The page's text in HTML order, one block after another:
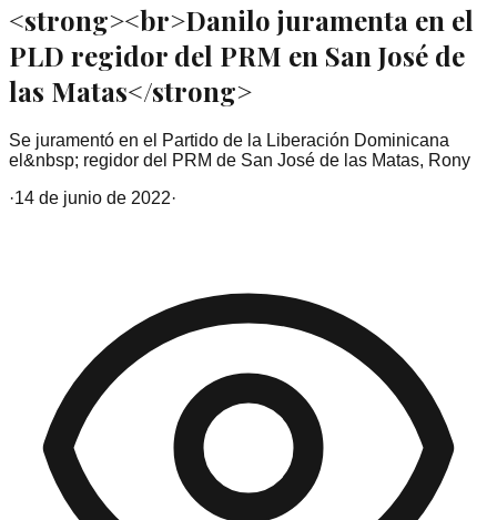
<strong><br>Danilo juramenta en el
PLD regidor del PRM en San José de
las Matas</strong>
Se juramentó en el Partido de la Liberación Dominicana
el&nbsp; regidor del PRM de San José de las Matas, Rony
·14 de junio de 2022·